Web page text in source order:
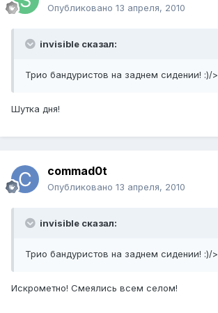
Опубликовано 13 апреля, 2010
invisible сказал:
Трио бандуристов на заднем сидении! :)/>
Шутка дня!
commad0t
Опубликовано 13 апреля, 2010
invisible сказал:
Трио бандуристов на заднем сидении! :)/>
Искрометно! Смеялись всем селом!